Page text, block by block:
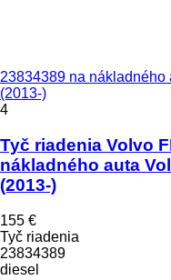
23834389 na nákladného
(2013-)
4
Tyč riadenia Volvo
nákladného auta
(2013-)
155 €
Tyč riadenia
23834389
diesel